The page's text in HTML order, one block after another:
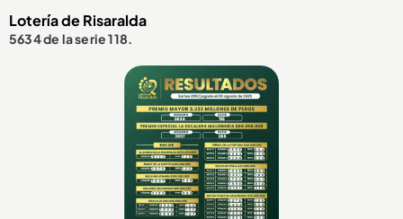
Lotería de Risaralda
5634 de la serie 118.